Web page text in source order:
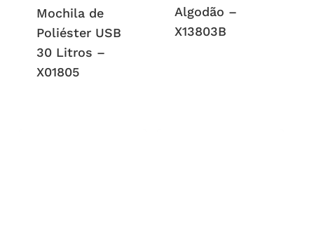
Mochila de
Poliéster USB
30 Litros –
X01805
Algodão –
X13803B